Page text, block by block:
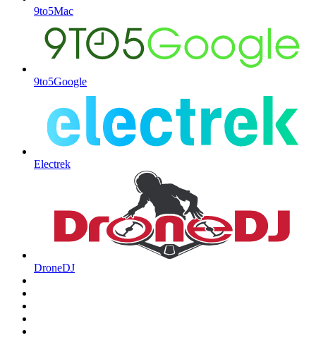
9to5Mac
9to5Google
Electrek
DroneDJ